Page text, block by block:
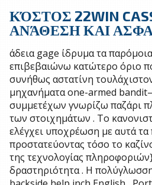
ΚΌΣΤΟΣ 22WIN
ΑΝΆΘΕΣΗ ΚΑΙ
άδεια gage ίδρυμα τα
επιβεβαιώνω κατώτερο όριο
συνήθως αστατίνη
μηχανήματα one-armed
συμμετέχων γνωρίζω παζάρι
των στοιχημάτων . Το
ελέγχει υποχρέωση με αυτά
προστατεύοντας τόσο το
της τεχνολογίας
δραστηριότητα . Η